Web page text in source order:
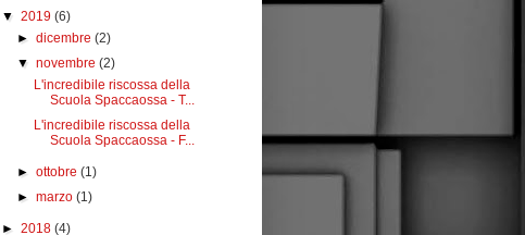
▼ 2019 (6)
►dicembre(2)
▼novembre(2)
L'incredibile riscossa della
Scuola Spaccaossa - T...
L'incredibile riscossa della
Scuola Spaccaossa - F...
►ottobre(1)
►marzo(1)
► 2018 (4)